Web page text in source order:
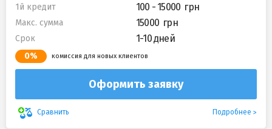
1й кредит 100 - 15000
Макс. сумма 15000
Срок 1-10 дней
0% комиссия для новых клиентов
Оформить заявку
Сравнить Подробнее